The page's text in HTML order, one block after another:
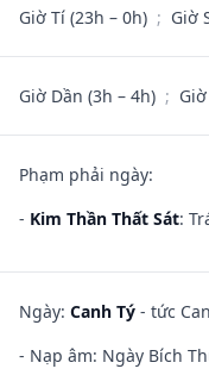
Giờ Tí (23h – 0h) ; Giờ
Giờ Dần (3h – 4h) ;
Phạm phải ngày:
- Kim Thần Thất Sát:
Ngày: Canh Tý - tức
- Nạp âm: Ngày Bích